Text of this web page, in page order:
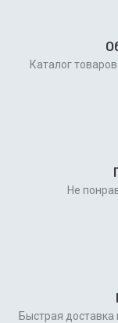
Каталог
Не
Быстрая